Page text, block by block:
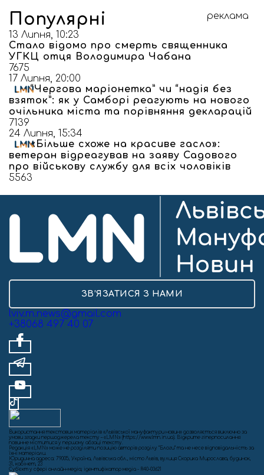
реклама
Популярні
13 Липня, 10:23
Стало відомо про смерть священника
УГКЦ отця Володимира Чабана
7675
17 Липня, 20:00
“Чергова маріонетка” чи “надія без
взяток”: як у Самборі реагують на нового
очільника міста та порівняння декларацій
7139
24 Липня, 15:34
«Більше схоже на красиве гасло»:
ветеран відреагував на заяву Садового
про військову службу для всіх чоловіків
5563
ЗВ’ЯЗАТИСЯ З НАМИ
lviv.m.news@gmail.com
+38068 497 40 07
Використання текстових матеріалів «Львівської мануфактури новин» дозволяється виключно за
умови згадки першоджерела тексту – «LMN» (https://www.lmn.in.ua). Відкрите гіперпосилання
повинне міститися у першому абзаці тексту.
Редакція «LMN» може не розділяти позицію авторів розділу “Блоги” та не несе відповідальність за
їхні матеріали.
Юридична адреса: 79005, Україна, Львівська обл., місто Львів, вулиця Скорика Мирослава, будинок,
31, кабінет, 23
Cуб'єкт у сфері онлайн-медіа; ідентифікатор медіа - R40-03621